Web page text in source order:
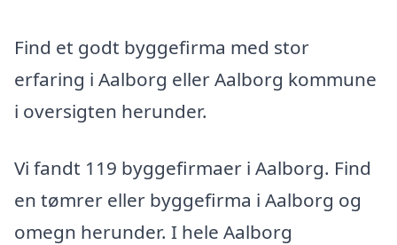
Find et godt byggefirma med stor
erfaring i Aalborg eller Aalborg kommune
i oversigten herunder.
Vi fandt 119 byggefirmaer i Aalborg. Find
en tømrer eller byggefirma i Aalborg og
omegn herunder. I hele Aalborg